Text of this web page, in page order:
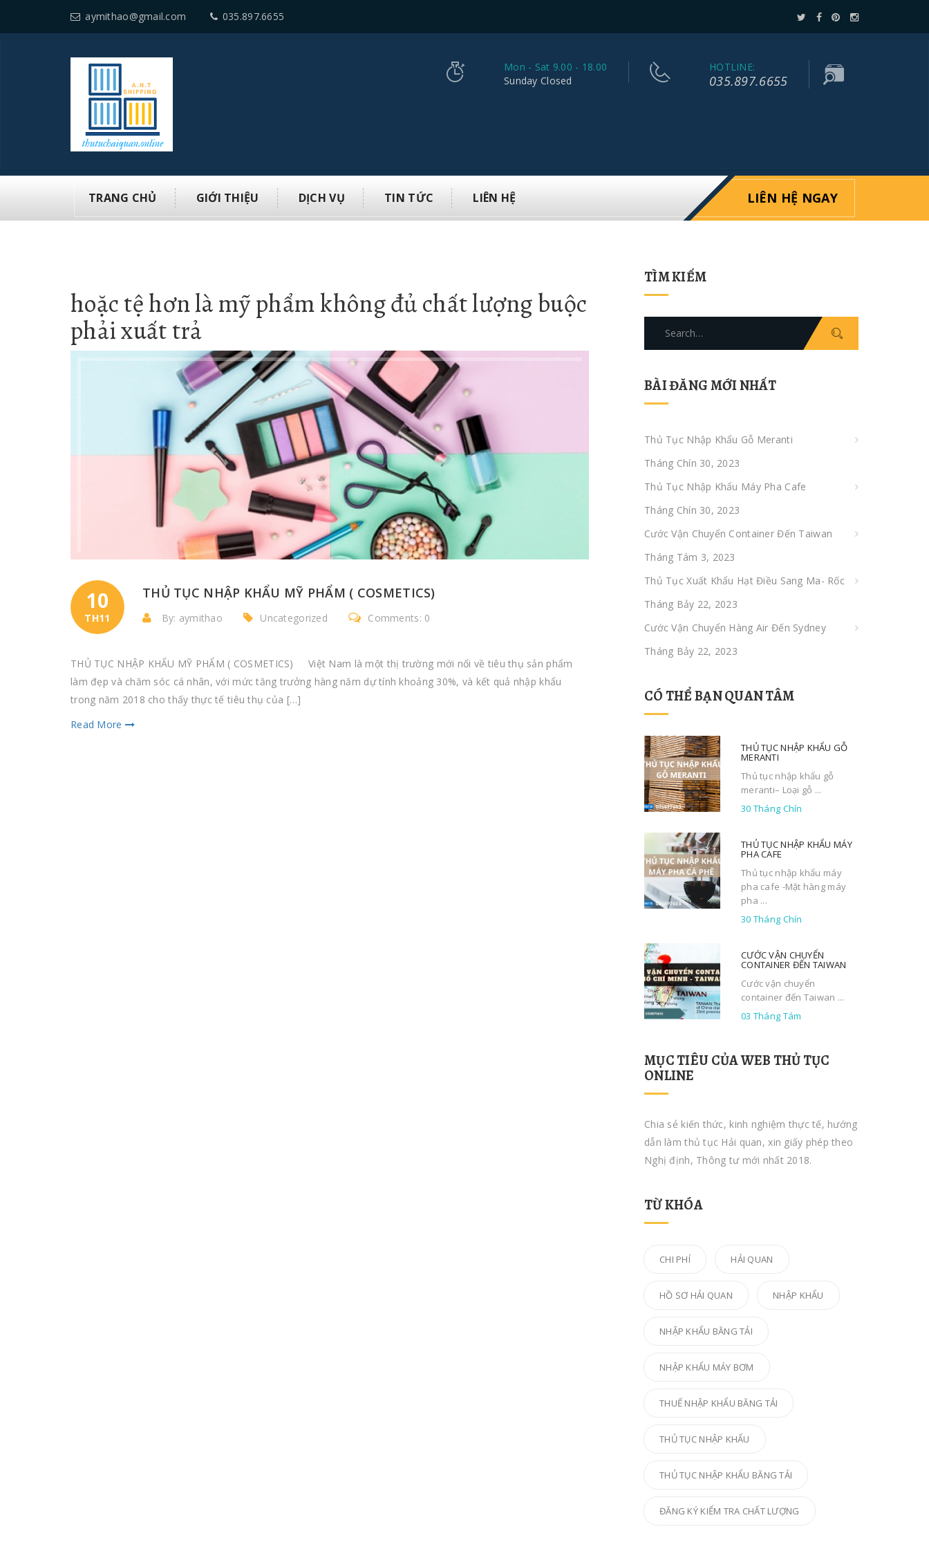
aymithao@gmail.com 035.897.6655
Mon - Sat 9.00 - 18.00
Sunday Closed
HOTLINE:
035.897.6655
TRANG CHỦ GIỚI THIỆU DỊCH VỤ TIN TỨC LIÊN HỆ LIÊN HỆ NGAY
hoặc tệ hơn là mỹ phẩm không đủ chất lượng buộc
phải xuất trả
10
TH11
THỦ TỤC NHẬP KHẨU MỸ PHẨM ( COSMETICS)
By: aymithao Uncategorized Comments: 0
THỦ TỤC NHẬP KHẨU MỸ PHẨM ( COSMETICS) Việt Nam là một thị trường mới nổi về tiêu thụ sản phẩm
làm đẹp và chăm sóc cá nhân, với mức tăng trưởng hàng năm dự tính khoảng 30%, và kết quả nhập khẩu
trong năm 2018 cho thấy thực tế tiêu thụ của […]
Read More
TÌM KIẾM
BÀI ĐĂNG MỚI NHẤT
Thủ Tục Nhập Khẩu Gỗ Meranti
Tháng Chín 30, 2023
Thủ Tục Nhập Khẩu Máy Pha Cafe
Tháng Chín 30, 2023
Cước Vận Chuyển Container Đến Taiwan
Tháng Tám 3, 2023
Thủ Tục Xuất Khẩu Hạt Điều Sang Ma- Rốc
Tháng Bảy 22, 2023
Cước Vận Chuyển Hàng Air Đến Sydney
Tháng Bảy 22, 2023
CÓ THỂ BẠN QUAN TÂM
THỦ TỤC NHẬP KHẨU GỖ
MERANTI
Thủ tục nhập khẩu gỗ
meranti– Loại gỗ ...
30 Tháng Chín
THỦ TỤC NHẬP KHẨU MÁY
PHA CAFE
Thủ tục nhập khẩu máy
pha cafe -Mặt hàng máy
pha ...
30 Tháng Chín
CƯỚC VẬN CHUYỂN
CONTAINER ĐẾN TAIWAN
Cước vận chuyển
container đến Taiwan ...
03 Tháng Tám
MỤC TIÊU CỦA WEB THỦ TỤC
ONLINE
Chia sẻ kiến thức, kinh nghiệm thực tế, hướng
dẫn làm thủ tục Hải quan, xin giấy phép theo
Nghị định, Thông tư mới nhất 2018.
TỪ KHÓA
CHI PHÍ HẢI QUAN
HỒ SƠ HẢI QUAN NHẬP KHẨU
NHẬP KHẨU BĂNG TẢI
NHẬP KHẨU MÁY BƠM
THUẾ NHẬP KHẨU BĂNG TẢI
THỦ TỤC NHẬP KHẨU
THỦ TỤC NHẬP KHẨU BĂNG TẢI
ĐĂNG KÝ KIỂM TRA CHẤT LƯỢNG